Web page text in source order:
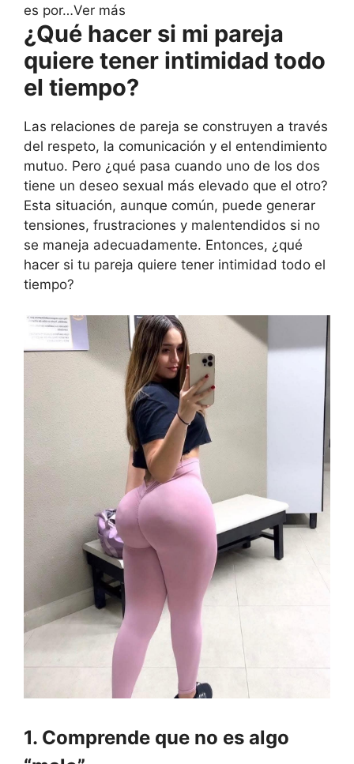
es por…Ver más
¿Qué hacer si mi pareja
quiere tener intimidad todo
el tiempo?
Las relaciones de pareja se construyen a través
del respeto, la comunicación y el entendimiento
mutuo. Pero ¿qué pasa cuando uno de los dos
tiene un deseo sexual más elevado que el otro?
Esta situación, aunque común, puede generar
tensiones, frustraciones y malentendidos si no
se maneja adecuadamente. Entonces, ¿qué
hacer si tu pareja quiere tener intimidad todo el
tiempo?
1. Comprende que no es algo